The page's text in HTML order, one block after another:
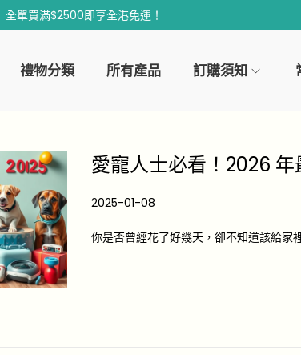
全單買滿$2500即享全港免運！
禮物分類 所有產品 訂購須知
愛寵人士必看！2026
P
s
2025-01-08
2
你是否曾經花了好幾天，卻不知道該給家